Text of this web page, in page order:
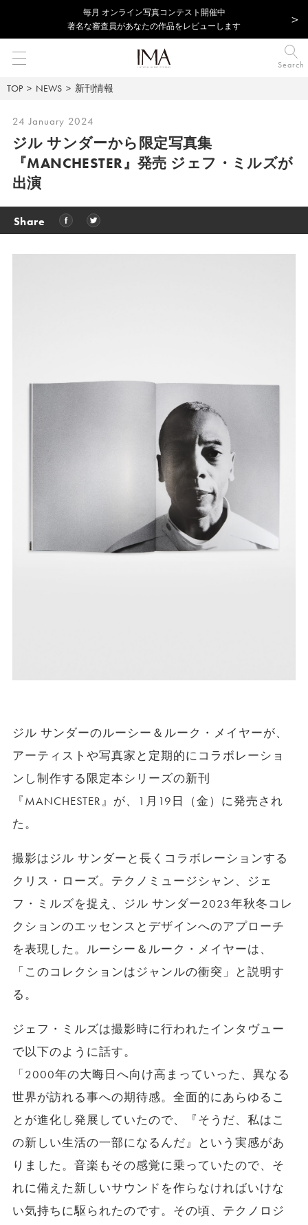
毎⽉ オンライン写真コンテスト開催中
著名な審査員があなたの作品をレビューします
Search
TOP NEWS 新刊情報
24 January 2024
ジル サンダーから限定写真集
『MANCHESTER』発売 ジェフ・ミルズが
出演
Share
ジル サンダーのルーシー＆ルーク・メイヤーが、
アーティストや写真家と定期的にコラボレーショ
ンし制作する限定本シリーズの新刊
『MANCHESTER』が、1月19日（金）に発売され
た。
撮影はジル サンダーと長くコラボレーションする
クリス・ローズ。テクノミュージシャン、ジェ
フ・ミルズを捉え、ジル サンダー2023年秋冬コレ
クションのエッセンスとデザインへのアプローチ
を表現した。ルーシー＆ルーク・メイヤーは、
「このコレクションはジャンルの衝突」と説明す
る。
ジェフ・ミルズは撮影時に行われたインタヴュー
で以下のように話す。
「2000年の大晦日へ向け高まっていった、異なる
世界が訪れる事への期待感。全面的にあらゆるこ
とが進化し発展していたので、『そうだ、私はこ
の新しい生活の一部になるんだ』という実感があ
りました。 音楽もその感覚に乗っていたので、 そ
れに備えた新しいサウンドを作らなければいけな
い気持ちに駆られたのです。その頃、テクノロジ